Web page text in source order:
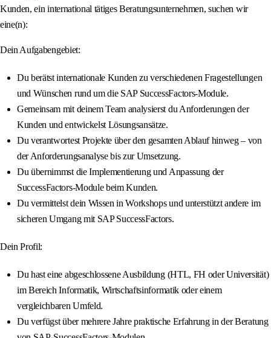
Kunden, ein international tätiges Beratungsunternehmen, suchen wir
eine(n):
Dein Aufgabengebiet:
Du berätst internationale Kunden zu verschiedenen Fragestellungen
und Wünschen rund um die SAP SuccessFactors-Module.
Gemeinsam mit deinem Team analysierst du Anforderungen der
Kunden und entwickelst Lösungsansätze.
Du verantwortest Projekte über den gesamten Ablauf hinweg – von
der Anforderungsanalyse bis zur Umsetzung.
Du übernimmst die Implementierung und Anpassung der
SuccessFactors-Module beim Kunden.
Du vermittelst dein Wissen in Workshops und unterstützt andere im
sicheren Umgang mit SAP SuccessFactors.
Dein Profil:
Du hast eine abgeschlossene Ausbildung (HTL, FH oder Universität)
im Bereich Informatik, Wirtschaftsinformatik oder einem
vergleichbaren Umfeld.
Du verfügst über mehrere Jahre praktische Erfahrung in der Beratung